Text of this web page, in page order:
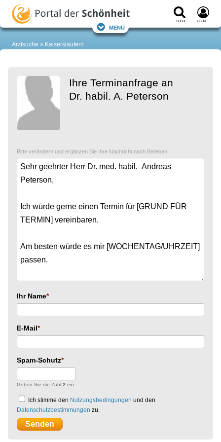
Suche Login
Menü
Arztsuche Kaiserslautern
Ihre Terminanfrage an
Dr. habil. A. Peterson
Bitte verändern und ergänzen Sie Ihre Nachricht nach Belieben:
Ihr Name
E-Mail
Spam-Schutz
Geben Sie die Zahl 2 ein
Ich stimme den Nutzungsbedingungen und den
Datenschutzbestimmungen zu.